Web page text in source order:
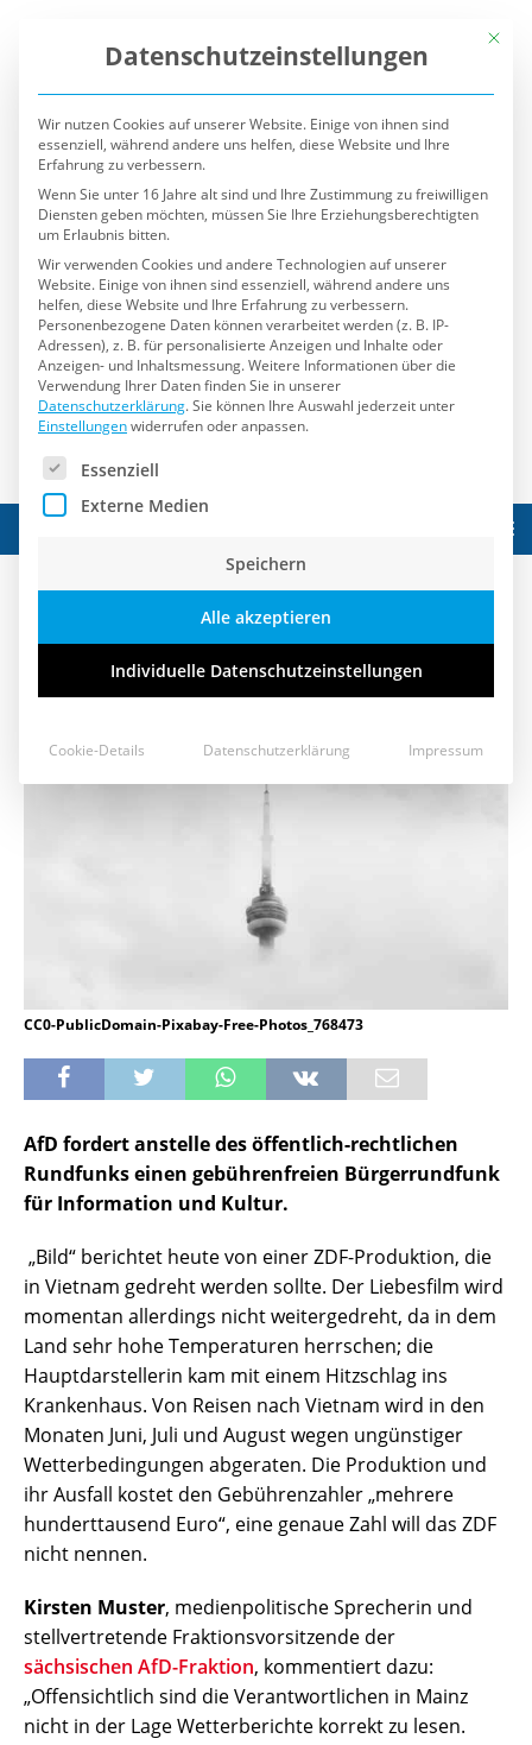
ZDF hat Bildungsauftrag – und
keine Schnulzenverpflichtung!
16. August 2017
CC0-PublicDomain-Pixabay-Free-Photos_768473
AfD fordert anstelle des öffentlich-rechtlichen
Rundfunks einen gebührenfreien Bürgerrundfunk
für Information und Kultur.
„Bild“ berichtet heute von einer ZDF-Produktion, die
in Vietnam gedreht werden sollte. Der Liebesfilm wird
momentan allerdings nicht weitergedreht, da in dem
Land sehr hohe Temperaturen herrschen; die
Hauptdarstellerin kam mit einem Hitzschlag ins
Krankenhaus. Von Reisen nach Vietnam wird in den
Monaten Juni, Juli und August wegen ungünstiger
Wetterbedingungen abgeraten. Die Produktion und
ihr Ausfall kostet den Gebührenzahler „mehrere
hunderttausend Euro“, eine genaue Zahl will das ZDF
nicht nennen.
Kirsten Muster, medienpolitische Sprecherin und
stellvertretende Fraktionsvorsitzende der
sächsischen AfD-Fraktion, kommentiert dazu:
„Offensichtlich sind die Verantwortlichen in Mainz
nicht in der Lage Wetterberichte korrekt zu lesen.
Mit
Datenschutzeinstellungen
Wir nutzen Cookies auf unserer Website. Einige von ihnen sind
essenziell, während andere uns helfen, diese Website und Ihre
Erfahrung zu verbessern.
Wenn Sie unter 16 Jahre alt sind und Ihre Zustimmung zu freiwilligen
Diensten geben möchten, müssen Sie Ihre Erziehungsberechtigten
um Erlaubnis bitten.
Wir verwenden Cookies und andere Technologien auf unserer
Website. Einige von ihnen sind essenziell, während andere uns
helfen, diese Website und Ihre Erfahrung zu verbessern.
Personenbezogene Daten können verarbeitet werden (z. B. IP-
Adressen), z. B. für personalisierte Anzeigen und Inhalte oder
Anzeigen- und Inhaltsmessung.Weitere Informationen über die
Verwendung Ihrer Daten finden Sie in unserer
Datenschutzerklärung.Sie können Ihre Auswahl jederzeit unter
Einstellungenwiderrufen oder anpassen.
Es folgt eine Liste der Service-Gruppen, für die eine
Essenziell
Externe Medien
Speichern
Alle akzeptieren
Individuelle Datenschutzeinstellungen
Cookie-Details Datenschutzerklärung Impressum